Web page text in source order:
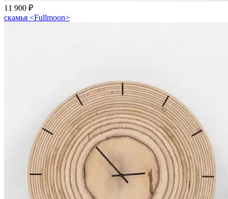
11 900 ₽
скамья <Fullmoon>